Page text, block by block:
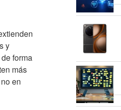
y
forma
más
en